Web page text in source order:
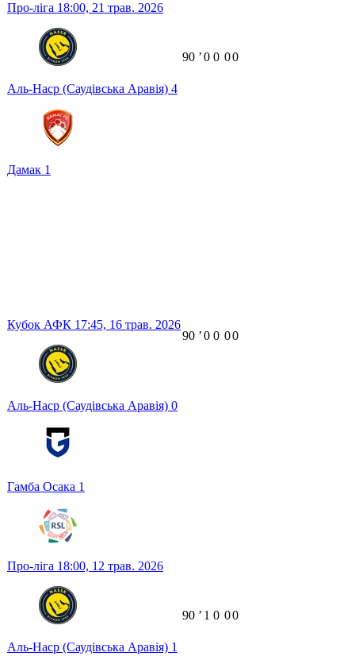
Про-ліга 18:00, 21 трав. 2026
Аль-Наср (Саудівська Аравія) 4
Дамак 1
90 ʼ0 0 00
Кубок АФК 17:45, 16 трав. 2026
Аль-Наср (Саудівська Аравія) 0
Гамба Осака 1
90 ʼ0 0 00
Про-ліга 18:00, 12 трав. 2026
Аль-Наср (Саудівська Аравія) 1
90 ʼ 1 0 00